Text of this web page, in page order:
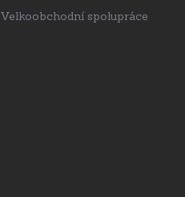
Velkoobchodní spolupráce